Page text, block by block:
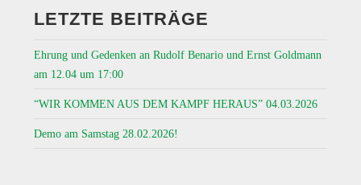
LETZTE BEITRÄGE
Ehrung und Gedenken an Rudolf Benario und Ernst Goldmann
am 12.04 um 17:00
“WIR KOMMEN AUS DEM KAMPF HERAUS” 04.03.2026
Demo am Samstag 28.02.2026!